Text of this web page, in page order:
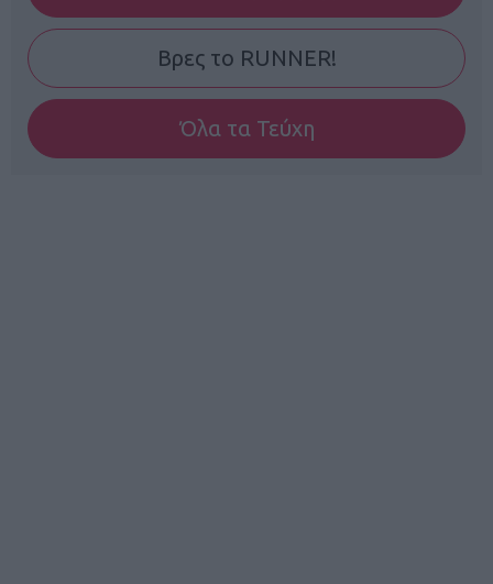
Βρες το RUNNER!
Όλα τα Τεύχη